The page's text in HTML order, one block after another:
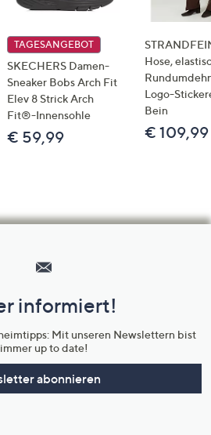
TAGESANGEBOT
SKECHERS Damen-
Sneaker Bobs Arch Fit
Elev 8 Strick Arch
Fit®-Innensohle
€ 59,99
Hose,
Logo-
Bein
€ 109,99
informiert!
Mit unseren Newslettern bist
up to date!
abonnieren